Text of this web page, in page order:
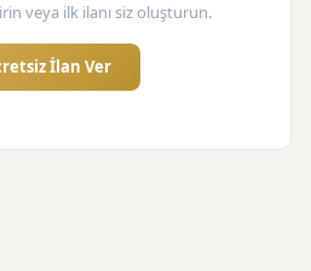
veya ilk ilanı siz oluşturun.
İlan Ver